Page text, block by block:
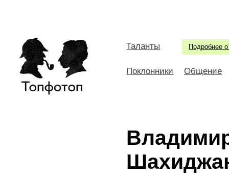
Подробнее о
Таланты
Поклонники Общение